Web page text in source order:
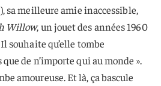
), sa meilleure amie inaccessible,
Willow, un jouet des années 1960
souhaite qu’elle tombe
de n’importe qui au monde ».
amoureuse. Et là, ça bascule